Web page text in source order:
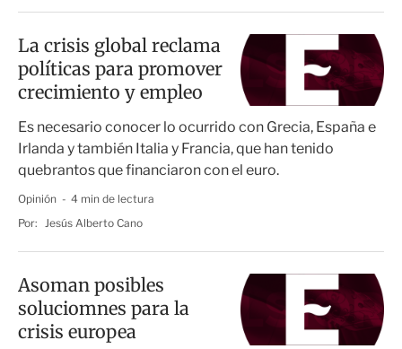
La crisis global reclama
políticas para promover
crecimiento y empleo
Es necesario conocer lo ocurrido con Grecia, España e
Irlanda y también Italia y Francia, que han tenido
quebrantos que financiaron con el euro.
Opinión
4 min de lectura
Por: Jesús Alberto Cano
Asoman posibles
soluciomnes para la
crisis europea